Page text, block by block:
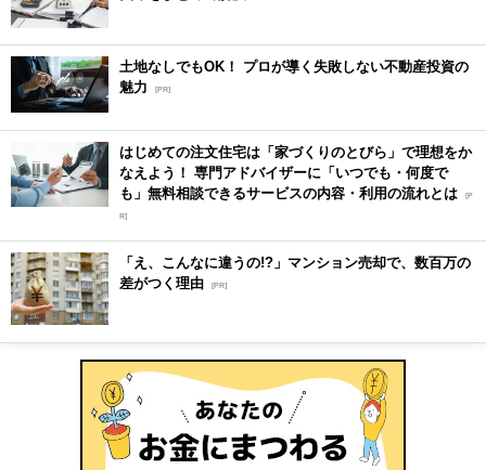
土地なしでもOK！ プロが導く失敗しない不動産投資の
魅力
[PR]
はじめての注文住宅は「家づくりのとびら」で理想をか
なえよう！ 専門アドバイザーに「いつでも・何度で
も」無料相談できるサービスの内容・利用の流れとは [P
R]
「え、こんなに違うの!?」マンション売却で、数百万の
差がつく理由 [PR]